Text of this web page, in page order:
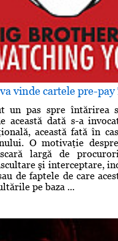
vinde cartele pre-
un pas spre întărirea
această dată s-a
această fată în
O motivaţie
largă de
şi interceptare,
de faptele de care
pe baza ...